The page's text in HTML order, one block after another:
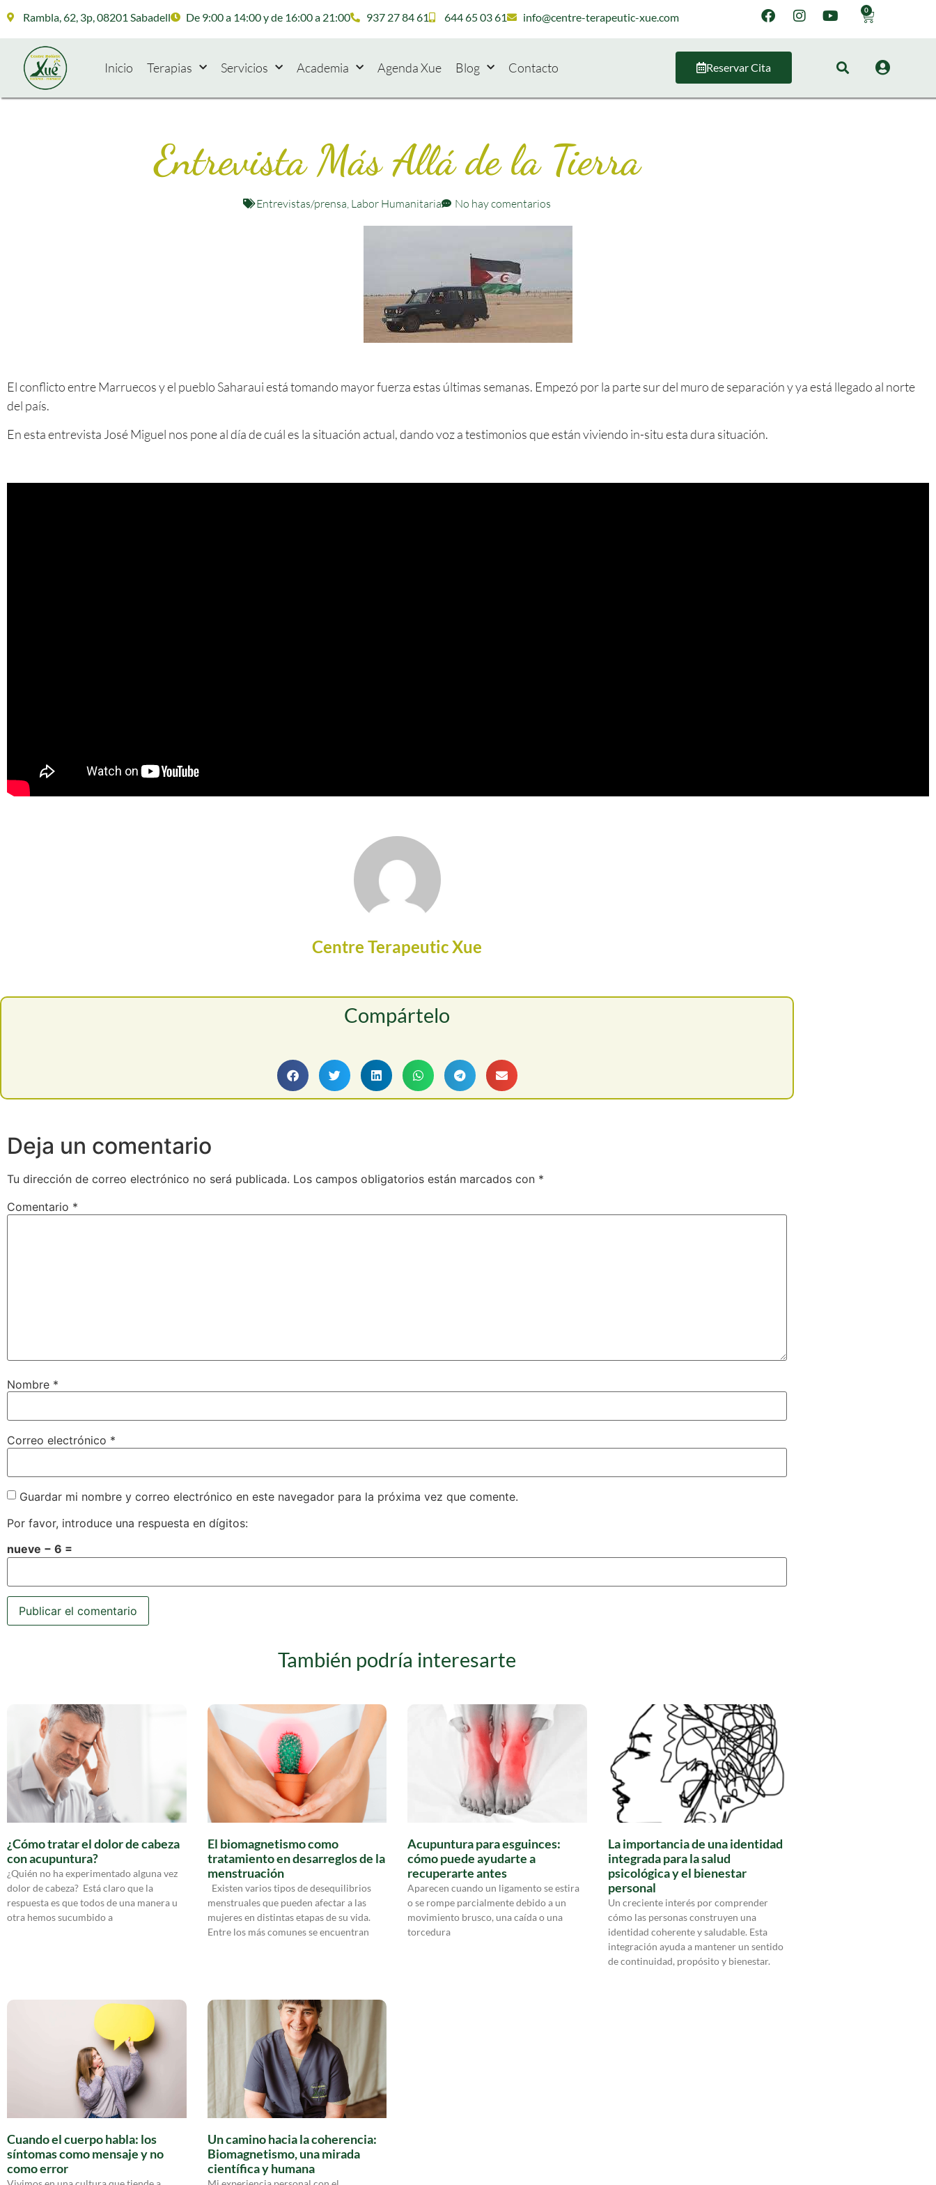
Rambla, 62, 3p, 08201 Sabadell De 9:00 a 14:00 y de 16:00 a 21:00 937 27 84 61 644 65 03 61 info@centre-terapeutic-xue.com
0
Inicio Terapias Servicios Academia Agenda Xue Blog Contacto Reservar Cita
Entrevista Más Allá de la Tierra
Entrevistas/prensa Labor Humanitaria No hay comentarios
El conflicto entre Marruecos y el pueblo Saharaui está tomando mayor fuerza estas últimas semanas. Empezó por la parte sur del muro de separación y ya está llegado al norte
del país.
En esta entrevista José Miguel nos pone al día de cuál es la situación actual, dando voz a testimonios que están viviendo in-situ esta dura situación.
Centre Terapeutic Xue
Compártelo
Deja un comentario
Tu dirección de correo electrónico no será publicada. Los campos obligatorios están marcados con *
Comentario *
Nombre *
Correo electrónico *
Guardar mi nombre y correo electrónico en este navegador para la próxima vez que comente.
Por favor, introduce una respuesta en dígitos:
nueve − 6 =
También podría interesarte
¿Cómo tratar el dolor de cabeza
con acupuntura?
¿Quién no ha experimentado alguna vez
dolor de cabeza? Está claro que la
respuesta es que todos de una manera u
otra hemos sucumbido a
El biomagnetismo como
tratamiento en desarreglos de la
menstruación
Existen varios tipos de desequilibrios
menstruales que pueden afectar a las
mujeres en distintas etapas de su vida.
Entre los más comunes se encuentran
Acupuntura para esguinces:
cómo puede ayudarte a
recuperarte antes
Aparecen cuando un ligamento se estira
o se rompe parcialmente debido a un
movimiento brusco, una caída o una
torcedura
La importancia de una identidad
integrada para la salud
psicológica y el bienestar
personal
Un creciente interés por comprender
cómo las personas construyen una
identidad coherente y saludable. Esta
integración ayuda a mantener un sentido
de continuidad, propósito y bienestar.
Cuando el cuerpo habla: los
síntomas como mensaje y no
como error
Un camino hacia la coherencia:
Biomagnetismo, una mirada
científica y humana